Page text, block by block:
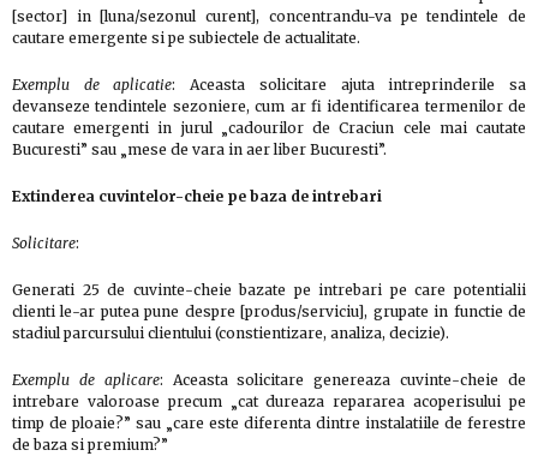
[sector] in [luna/sezonul curent], concentrandu-va pe tendintele de
cautare emergente si pe subiectele de actualitate.
Exemplu de aplicatie: Aceasta solicitare ajuta intreprinderile sa
devanseze tendintele sezoniere, cum ar fi identificarea termenilor de
cautare emergenti in jurul „cadourilor de Craciun cele mai cautate
Bucuresti” sau „mese de vara in aer liber Bucuresti”.
Extinderea cuvintelor-cheie pe baza de intrebari
Solicitare:
Generati 25 de cuvinte-cheie bazate pe intrebari pe care potentialii
clienti le-ar putea pune despre [produs/serviciu], grupate in functie de
stadiul parcursului clientului (constientizare, analiza, decizie).
Exemplu de aplicare: Aceasta solicitare genereaza cuvinte-cheie de
intrebare valoroase precum „cat dureaza repararea acoperisului pe
timp de ploaie?” sau „care este diferenta dintre instalatiile de ferestre
de baza si premium?”